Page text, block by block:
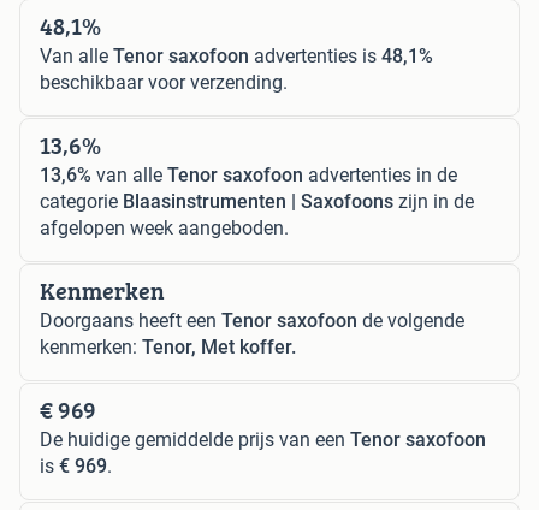
48,1%
Van alle Tenor saxofoon advertenties is 48,1%
beschikbaar voor verzending.
13,6%
13,6% van alle Tenor saxofoon advertenties in de
categorie Blaasinstrumenten | Saxofoons zijn in de
afgelopen week aangeboden.
Kenmerken
Doorgaans heeft een Tenor saxofoon de volgende
kenmerken: Tenor, Met koffer.
€ 969
De huidige gemiddelde prijs van een Tenor saxofoon
is € 969.